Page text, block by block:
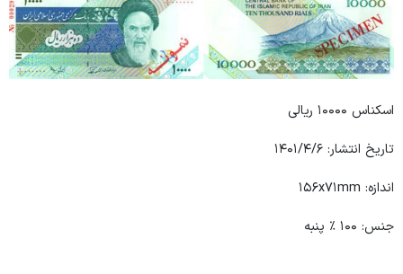
اسکناس ۱۰۰۰۰ ریالی
تاریخ انتشار: ۱۴۰۱/۴/۶
اندازه: ۱۵۶x۷۱mm
جنس: ۱۰۰ ٪ پنبه